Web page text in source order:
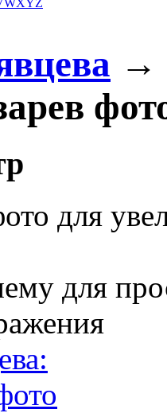
WXYZ
→
для
для